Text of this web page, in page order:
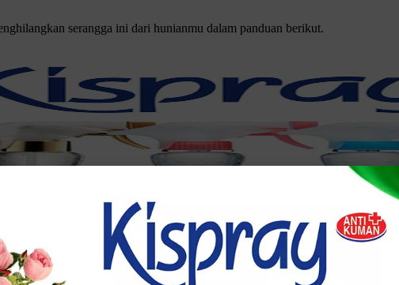
serangga ini dari hunianmu dalam panduan berikut.